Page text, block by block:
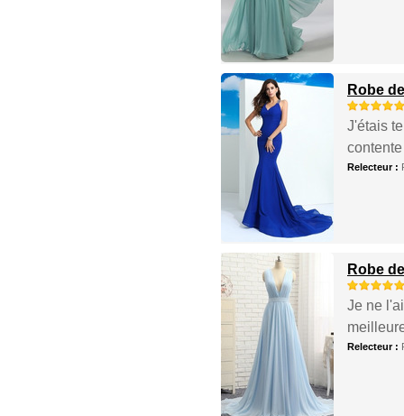
Robe
J'étais
Relecteur :
Robe
Je ne
Relecteur :